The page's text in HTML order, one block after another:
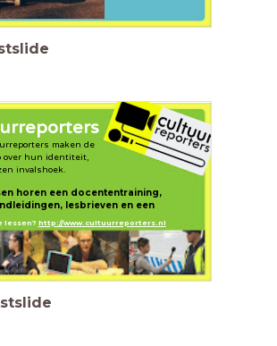
maken de
over hun identiteit,
invalshoek.
horen een docententraining,
lesbrieven en een
lessen? http://www.cultuurreporters.nl